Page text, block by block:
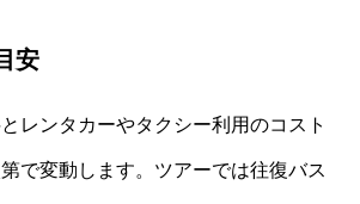
安
レンタカーやタクシー利用のコスト
で変動します。ツアーでは往復バス